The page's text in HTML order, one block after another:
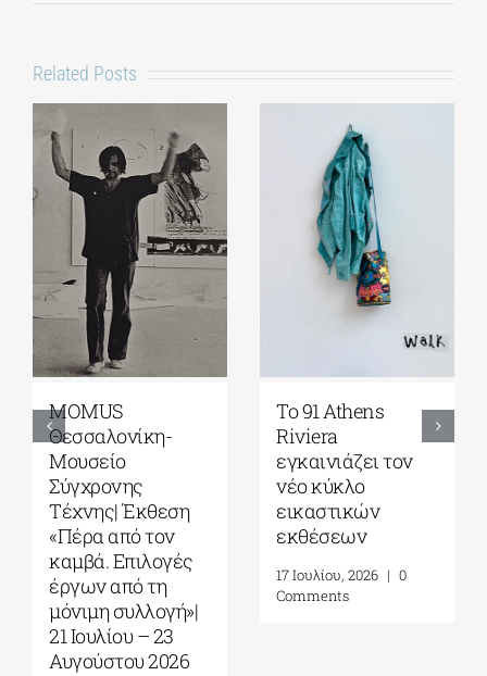
Related Posts
MOMUS
Θεσσαλονίκη-
Μουσείο
Σύγχρονης
Τέχνης| Έκθεση
«Πέρα από τον
καμβά. Επιλογές
έργων από τη
μόνιμη συλλογή»|
21 Ιουλίου – 23
Αυγούστου 2026
Το 91 Athens
Riviera
εγκαινιάζει τον
νέο κύκλο
εικαστικών
εκθέσεων
17 Ιουλίου, 2026
0
Comments